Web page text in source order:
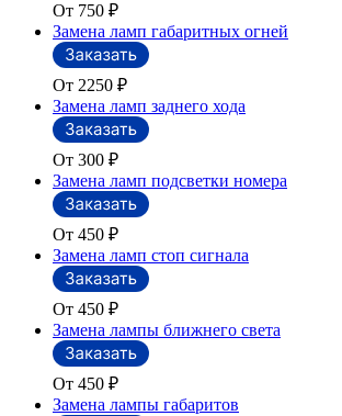
От 750 ₽
Замена ламп габаритных огней
От 2250 ₽
Замена ламп заднего хода
От 300 ₽
Замена ламп подсветки номера
От 450 ₽
Замена ламп стоп сигнала
От 450 ₽
Замена лампы ближнего света
От 450 ₽
Замена лампы габаритов